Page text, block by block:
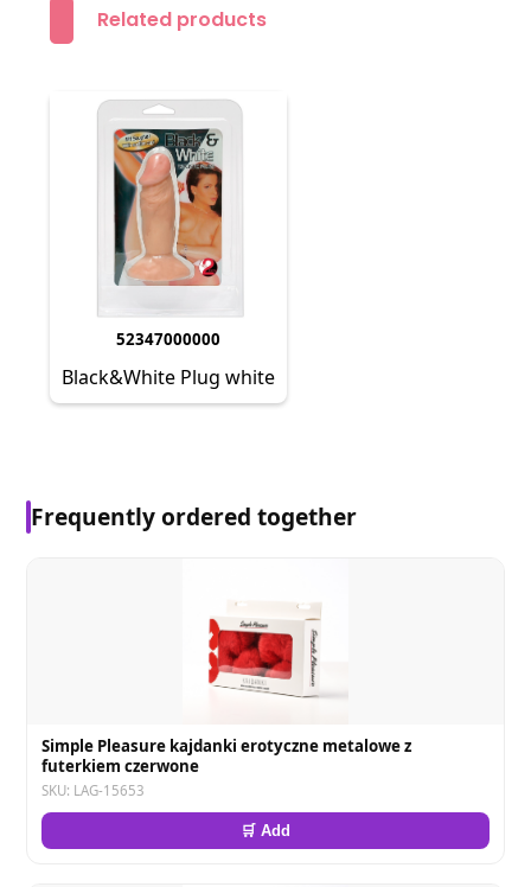
Related products
52347000000
Black&White Plug white
Frequently ordered together
Simple Pleasure kajdanki erotyczne metalowe z
futerkiem czerwone
SKU: LAG-15653
🛒 Add